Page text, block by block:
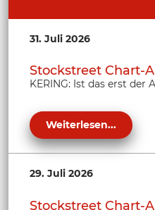
31. Juli 2026
Stockstreet Chart-
KERING: Ist das erst der
Weiterlesen...
29. Juli 2026
Stockstreet Chart-